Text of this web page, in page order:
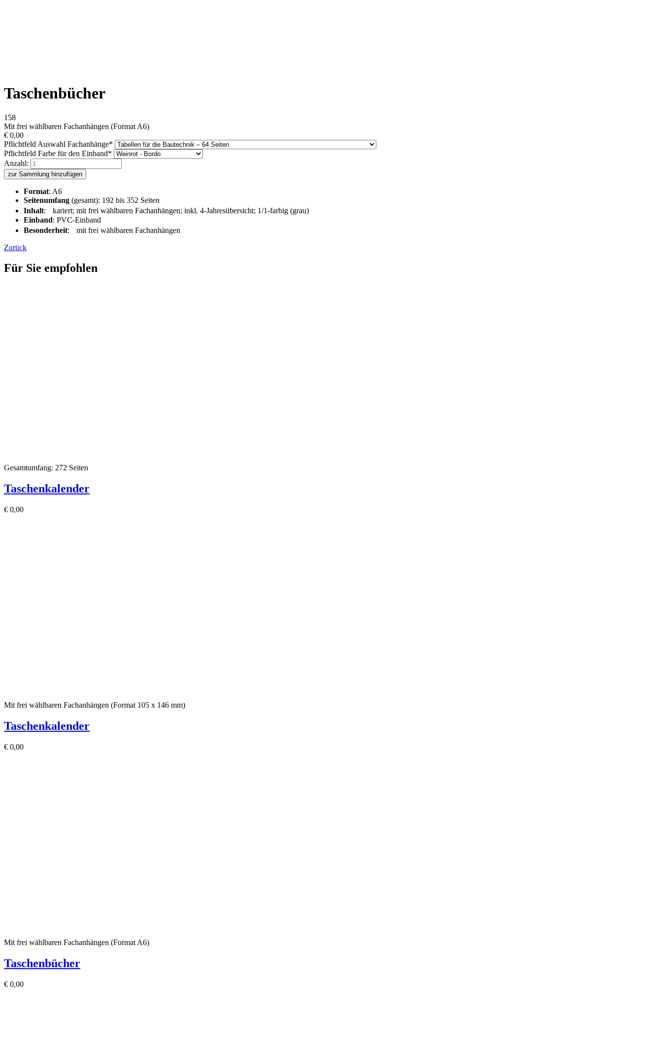
Taschenbücher
158
Mit frei wählbaren Fachanhängen (Format A6)
€ 0,00
Pflichtfeld Auswahl Fachanhänge*
Pflichtfeld Farbe für den Einband*
Anzahl:
zur Sammlung hinzufügen
Format: A6
Seitenumfang (gesamt): 192 bis 352 Seiten
Inhalt: kariert; mit frei wählbaren Fachanhängen; inkl. 4-Jahresübersicht; 1/1-farbig (grau)
Einband: PVC-Einband
Besonderheit: mit frei wählbaren Fachanhängen
Zurück
Für Sie empfohlen
Gesamtumfang: 272 Seiten
Taschenkalender
€ 0,00
Mit frei wählbaren Fachanhängen (Format 105 x 146 mm)
Taschenkalender
€ 0,00
Mit frei wählbaren Fachanhängen (Format A6)
Taschenbücher
€ 0,00